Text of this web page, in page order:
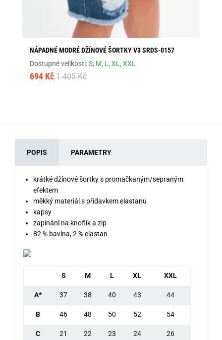
NÁPADNÉ MODRÉ DŽÍNOVÉ ŠORTKY V3 SRDS-0157
Dostupné velikosti:S, M, L,XL,XXL
694 Kč 1 405 Kč
POPIS PARAMETRY
krátké džínové šortky s promačkaným/sepraným
efektem
měkký materiál s přídavkem elastanu
kapsy
zapínání na knoflík a zip
82 % bavlna, 2 % elastan
S M L XL XXL
A* 37 38 40 43 44
B 46 48 50 52 54
C 21 22 23 24 26